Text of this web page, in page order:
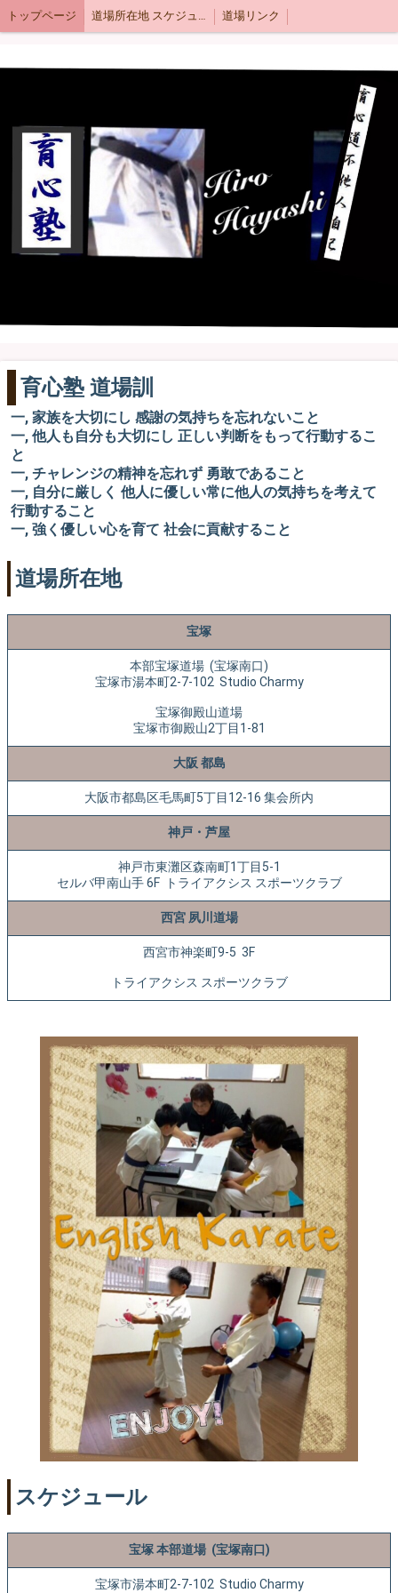
トップページ 道場所在地 スケジュール 道場リンク
育心塾 道場訓
一, 家族を大切にし 感謝の気持ちを忘れないこと
一, 他人も自分も大切にし 正しい判断をもって行動するこ
と
一, チャレンジの精神を忘れず 勇敢であること
一, 自分に厳しく 他人に優しい常に他人の気持ちを考えて
行動すること
一, 強く優しい心を育て 社会に貢献すること
道場所在地
宝塚
本部宝塚道場 (宝塚南口)
宝塚市湯本町2-7-102 Studio Charmy
宝塚御殿山道場
宝塚市御殿山2丁目1-81
大阪 都島
大阪市都島区毛馬町5丁目12-16 集会所内
神戸・芦屋
神戸市東灘区森南町1丁目5-1
セルバ甲南山手 6F トライアクシス スポーツクラブ
西宮 夙川道場
西宮市神楽町9-5 3F
トライアクシス スポーツクラブ
スケジュール
宝塚 本部道場 (宝塚南口)
宝塚市湯本町2-7-102 Studio Charmy